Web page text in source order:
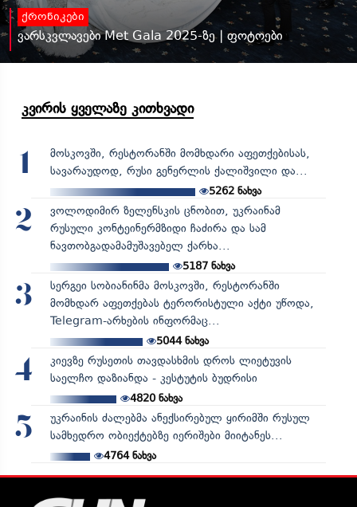
ქრონიკები
ვარსკვლავები Met Gala 2025-ზე | ფოტოები
კვირის ყველაზე კითხვადი
1
მოსკოვში, რესტორანში მომხდარი აფეთქებისას,
სავარაუდოდ, რუსი გენერლის ქალიშვილი და...
5262 ნახვა
2
ვოლოდიმირ ზელენსკის ცნობით, უკრაინამ
რუსული კონტეინერმზიდი ჩაძირა და სამ
ნავთობგადამამუშავებელ ქარხა...
5187ნახვა
3
სერგეი სობიანინმა მოსკოვში, რესტორანში
მომხდარ აფეთქებას ტერორისტული აქტი უწოდა,
Telegram-არხების ინფორმაც...
5044ნახვა
4
კიევზე რუსეთის თავდასხმის დროს ლიეტუვის
საელჩო დაზიანდა - კესტუტის ბუდრისი
4820ნახვა
5
უკრაინის ძალებმა ანექსირებულ ყირიმში რუსულ
სამხედრო ობიექტებზე იერიშები მიიტანეს...
4764ნახვა